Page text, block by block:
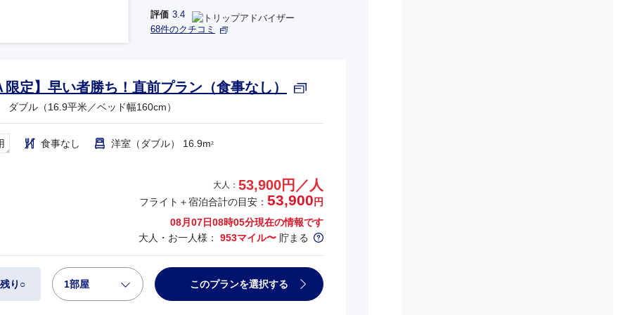
評価 3.4
68件のクチコミ
限定】早い者勝ち！直前プラン（食事なし）
ブル（16.9平米／ベッド幅160cm）
食事なし 洋室（ダブル） 16.9m2
大人： 53,900円／人
フライト＋宿泊合計の目安： 53,900 円
08月07日08時05分現在の情報です
大人・お一人様： 953マイル〜 貯まる
り○ 1部屋 このプランを選択する